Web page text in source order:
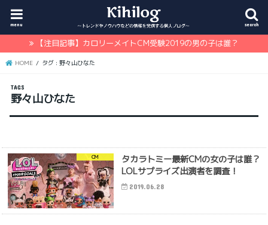
search
menu
【注目記事】カロリーメイトCM受験2019の男の子は誰？
HOME タグ : 野々山ひなた
野々山ひなた
CM
タカラトミー最新CMの女の子は誰？
LOLサプライズ出演者を調査！
2019.06.28